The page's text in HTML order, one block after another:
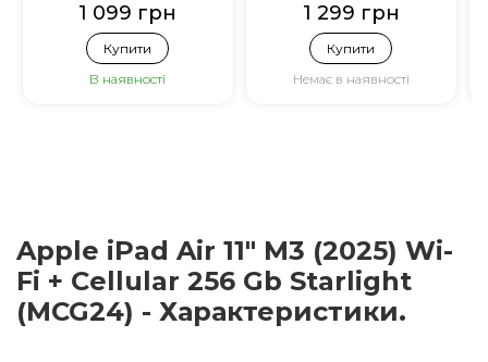
1 099 грн
Купити
В наявності
1 299 грн
Купити
Немає в наявності
Apple iPad Air 11" M3 (2025) Wi-
Fi + Cellular 256 Gb Starlight
(MCG24) - Характеристики.